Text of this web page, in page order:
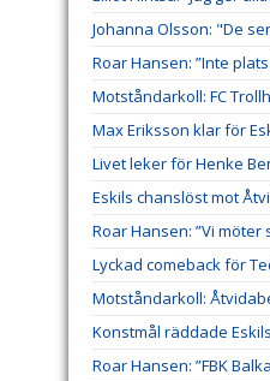
Johanna Olsson: "De
Roar Hansen: ”Inte
Motståndarkoll: FC
Max Eriksson klar för
Livet leker för Henke
Eskils chanslöst mot
Roar Hansen: ”Vi
Lyckad comeback för
Motståndarkoll:
Konstmål räddade
Roar Hansen: ”FBK